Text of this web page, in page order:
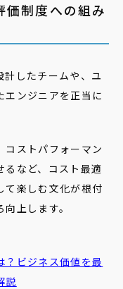
制度への組み
計したチームや、ユ
エンジニアを正当に
コストパフォーマン
るなど、コスト最適
て楽しむ文化が根付
上します。
？ビジネス価値を最
説